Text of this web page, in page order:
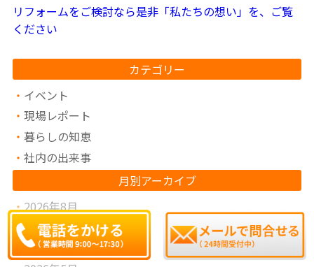
リフォームをご検討なら是非「私たちの想い」を、ご覧
ください
カテゴリー
イベント
現場レポート
暮らしの知恵
社内の出来事
月別アーカイブ
2026年8月
2026年7月
2026年6月